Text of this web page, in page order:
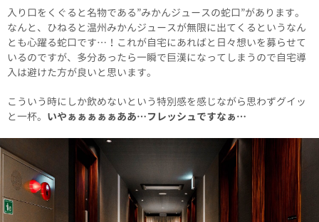
入り口をくぐると名物である”みかんジュースの蛇口”があります。
なんと、ひねると温州みかんジュースが無限に出てくるというなん
とも心躍る蛇口です…！これが自宅にあればと日々想いを募らせて
いるのですが、多分あったら一瞬で巨漢になってしまうので自宅導
入は避けた方が良いと思います。
こういう時にしか飲めないという特別感を感じながら思わずグイッ
と一杯。 いやぁぁぁぁぁああ…フレッシュですなぁ…